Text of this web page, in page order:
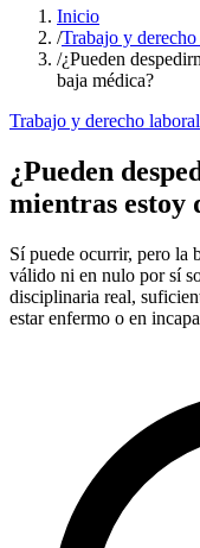
Inicio
/Trabajo y
/¿Pueden
baja médica?
Trabajo y derecho laboral
¿Pueden
mientras estoy
Sí puede ocurrir, pero la
válido ni en nulo por sí
disciplinaria real,
estar enfermo o en